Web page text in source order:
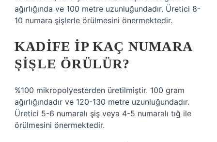
ağırlığında ve 100 metre uzunluğundadır. Üretici 8-
10 numara şişlerle örülmesini önermektedir.
KADIFE IP KAÇ NUMARA
ŞIŞLE ÖRÜLÜR?
%100 mikropolyesterden üretilmiştir. 100 gram
ağırlığındadır ve 120-130 metre uzunluğundadır.
Üretici 5-6 numaralı şiş veya 4-5 numaralı tığ ile
örülmesini önermektedir.